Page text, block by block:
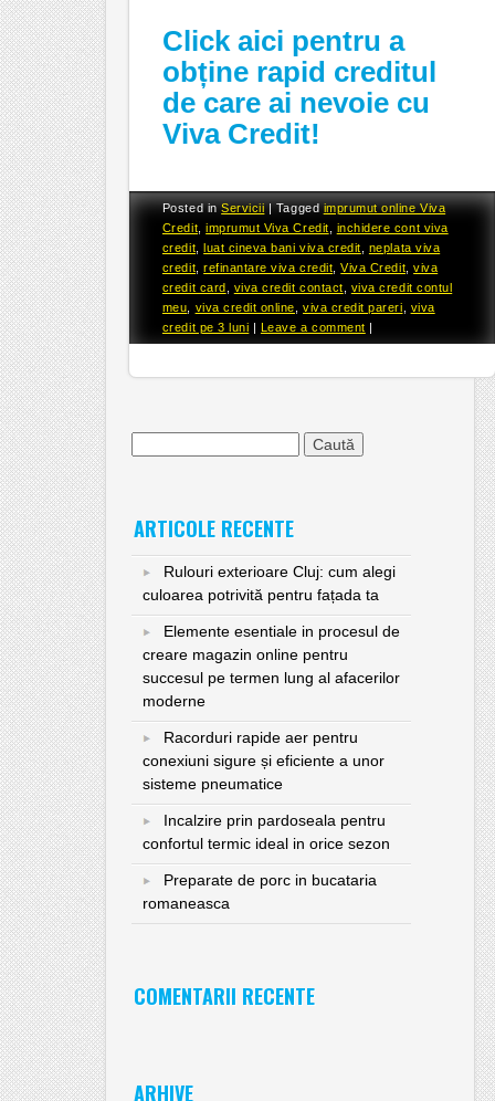
Click aici pentru a
obține rapid creditul
de care ai nevoie cu
Viva Credit!
Posted inServicii |Taggedimprumut online Viva
Credit ,imprumut Viva Credit
inchidere cont viva
credit ,luat cineva bani viva credit
neplata viva
credit ,refinantare viva credit ,Viva Credit ,viva
credit card
viva credit contact
viva credit contul
meu
viva credit online ,viva credit pareri
viva
credit pe 3 luni | Leave a comment |
ARTICOLE RECENTE
Rulouri exterioare Cluj: cum alegi
culoarea potrivită pentru fațada ta
Elemente esentiale in procesul de
creare magazin online pentru
succesul pe termen lung al afacerilor
moderne
Racorduri rapide aer pentru
conexiuni sigure și eficiente a unor
sisteme pneumatice
Incalzire prin pardoseala pentru
confortul termic ideal in orice sezon
Preparate de porc in bucataria
romaneasca
COMENTARII RECENTE
ARHIVE